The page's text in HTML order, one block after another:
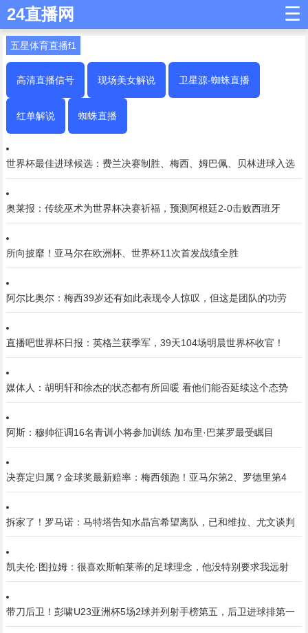
24直播网 ☰
五星体育直播f1
高清直播信号 现场美女解说 卫星源-蜘蛛直播
红单解说 蜘蛛直播
世界杯最佳进球候选：费兰决赛制胜、梅西、姆巴佩、贝林进球入选
奥莱报：传统巫术为世界杯决赛祈福，预测阿根廷2-0击败西班牙
所向披靡！亚马尔在欧洲杯、世界杯11次首发战绩全胜
阿尔比奥尔：梅西39岁还有如此表现令人惊叹，但这是团队的功劳
直播吧世界杯日报：英格兰获季军，39天104场明晨世界杯收官！
媒体人：胡明轩和徐杰的状态都有所回暖 看他们能否延续这个态势
阿斯：穆帅征调16名青训小将参加训练 加布里·巴莱罗最受瞩目
决赛定归属？金球奖最新赔率：梅西领跑！亚马尔第2、罗德里第4
拆家了！罗马诺：马特塔告知水晶宫希望离队，已和维拉、尤文谈判
凯夫伦·图拉姆：很喜欢斯帕莱蒂的足球理念，他没特别要求我远射
带刀后卫！彭啸U23亚洲杯5场2球并列射手榜第五，后卫进球排第一